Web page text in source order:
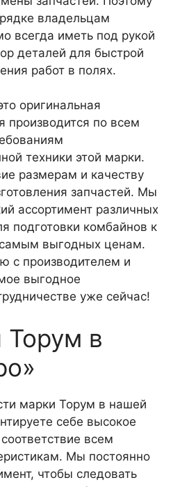
владельцам
всегда иметь под рукой
деталей для быстрой
работ в полях.
оригинальная
производится по всем
техники этой марки.
размерам и качеству
запчастей. Мы
ассортимент различных
подготовки комбайнов к
выгодных ценам.
с производителем и
выгодное
уже сейчас!
Торум в
марки Торум в нашей
себе высокое
всем
Мы постоянно
чтобы следовать